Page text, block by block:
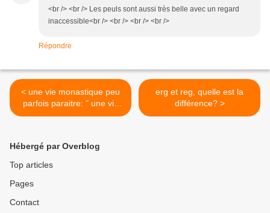
<br /> <br /> Les peuls sont aussi très belle avec un regard
inaccessible<br /> <br /> <br /> <br />
Répondre
< une vie monastique peu
parfois paraitre: " une vie
de diléttante "
erg et reg, quelle est la
différence? >
Hébergé par Overblog
Top articles
Pages
Contact